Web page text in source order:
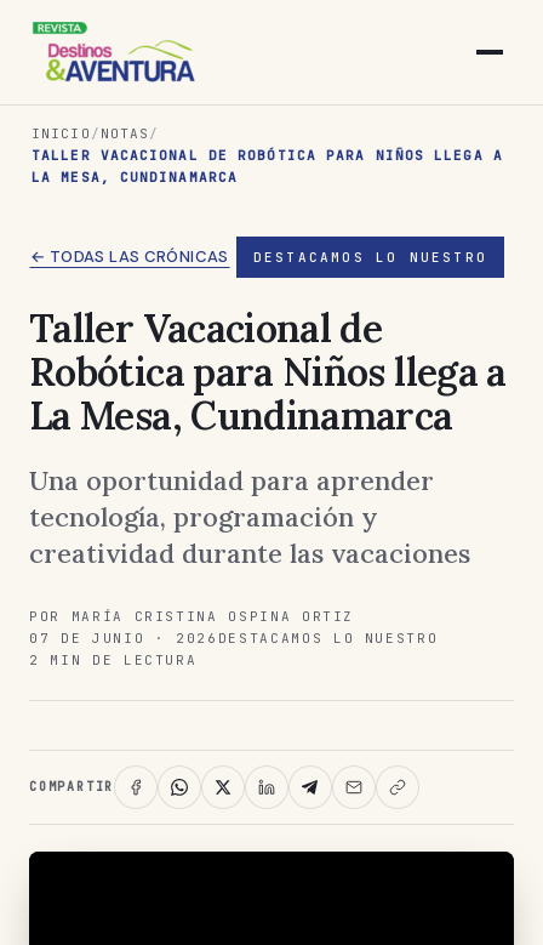
INICIO / NOTAS /
TALLER VACACIONAL DE ROBÓTICA PARA NIÑOS LLEGA A
LA MESA, CUNDINAMARCA
← TODAS LAS CRÓNICAS DESTACAMOS LO NUESTRO
Taller Vacacional de
Robótica para Niños llega a
La Mesa, Cundinamarca
Una oportunidad para aprender
tecnología, programación y
creatividad durante las vacaciones
POR MARÍA CRISTINA OSPINA ORTIZ
07 DE JUNIO · 2026 DESTACAMOS LO NUESTRO
2 MIN DE LECTURA
COMPARTIR